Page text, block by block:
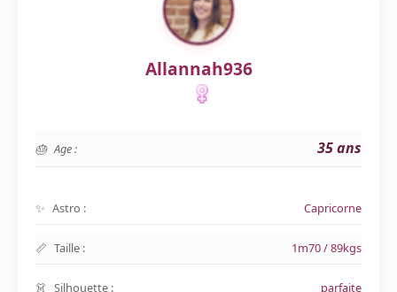
Allannah936
Age : 35 ans
Astro : Capricorne
Taille : 1m70 / 89kgs
Silhouette : parfaite